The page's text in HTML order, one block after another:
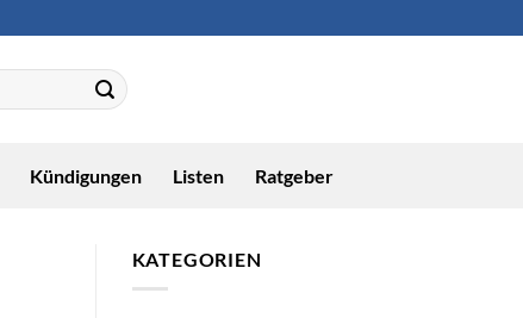
Kündigungen Listen Ratgeber
KATEGORIEN